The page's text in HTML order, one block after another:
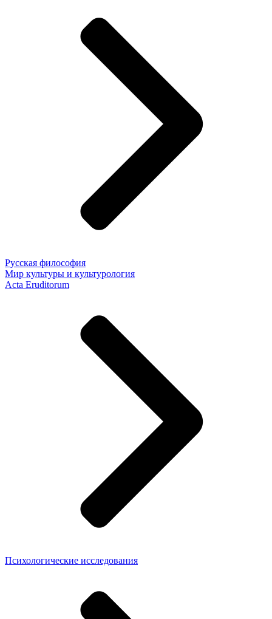
Русская философия
Мир культуры и культурология
Acta Eruditorum
Психологические исследования